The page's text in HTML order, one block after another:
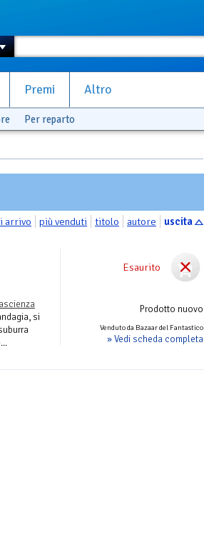
Premi Altro
Per reparto
arrivo più venduti titolo autore uscita
Esaurito
Prodotto nuovo
Venduto da Bazaar del Fantastico
» Vedi scheda completa
si